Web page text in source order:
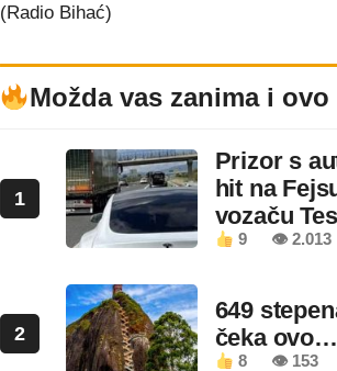
(Radio Bihać)
Možda vas zanima i ovo
1
Prizor s
hit na
vozaču
9 👁 2.013
2
649
čeka ovo…
8 👁 153